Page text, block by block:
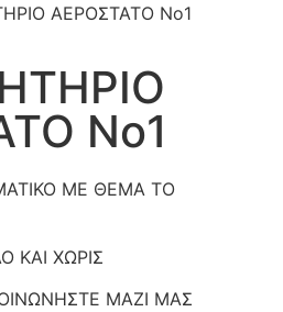
ΑΕΡΟΣΤΑΤΟ Νο1
Νο1
ΜΕ ΘΕΜΑ ΤΟ
ΚΑΙ ΧΩΡΙΣ
ΜΑΖΙ ΜΑΣ